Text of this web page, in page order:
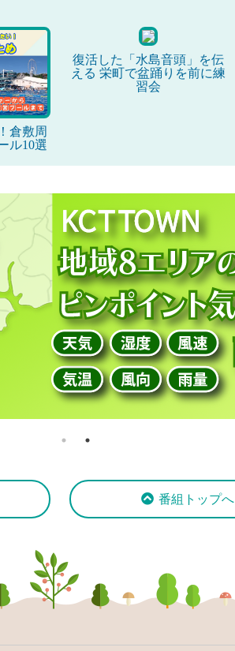
倉敷周
ル10選
復活した「水島音頭」を伝
える 栄町で盆踊りを前に練
習会
番組トップへ